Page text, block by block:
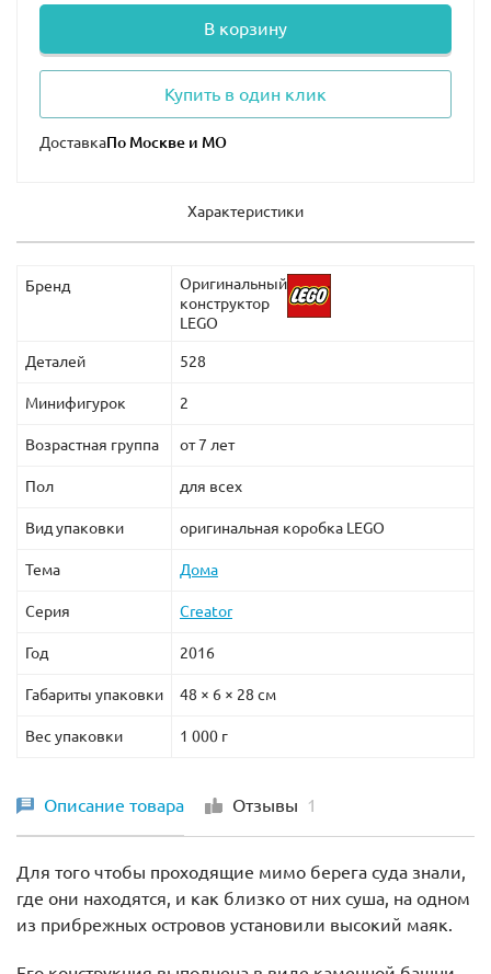
В корзину
Купить в один клик
Доставка
Характеристики
Бренд
Оригинальный
конструктор
LEGO
Деталей 528
Минифигурок 2
Возрастная группа от 7 лет
Пол для всех
Вид упаковки оригинальная коробка LEGO
Тема Дома
Серия Creator
Год 2016
Габариты упаковки 48 × 6 × 28 см
Вес упаковки 1 000 г
Описание товара Отзывы 1
Для того чтобы проходящие мимо берега суда знали,
где они находятся, и как близко от них суша, на одном
из прибрежных островов установили высокий маяк.